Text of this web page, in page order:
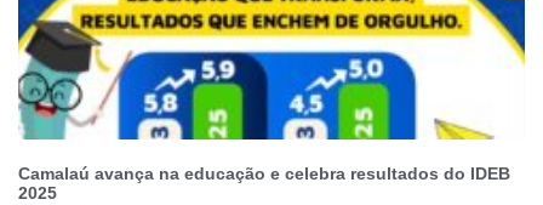
Camalaú avança na educação e celebra resultados do IDEB
2025